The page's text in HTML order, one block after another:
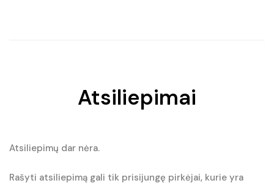
Atsiliepimai
Atsiliepimų dar nėra.
Rašyti atsiliepimą gali tik prisijungę pirkėjai, kurie yra